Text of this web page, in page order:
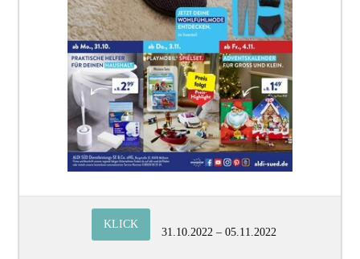
KLICK
31.10.2022 – 05.11.2022